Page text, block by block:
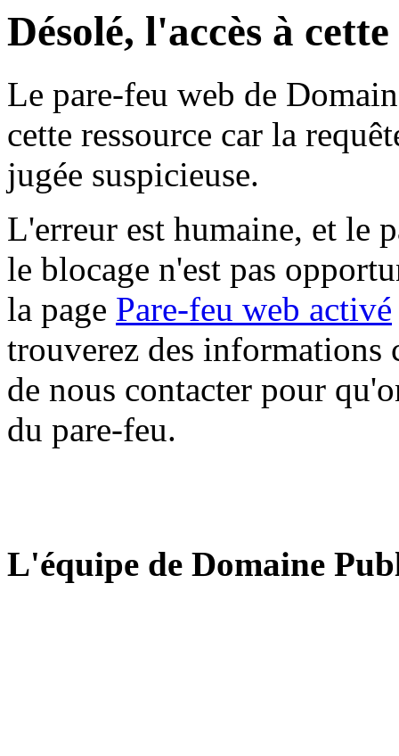
Désolé, l'accès à
Le pare-feu web de
cette ressource car la
jugée suspicieuse.
L'erreur est humaine, et le
le blocage n'est pas
la page Pare-feu web activé
trouverez des informations
de nous contacter pour
du pare-feu.
L'équipe de Domaine